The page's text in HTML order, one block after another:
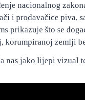
nacionalnog
i prodavačice piva,
prikazuje što se
korumpiranoj zemlji
nas jako lijepi vizual